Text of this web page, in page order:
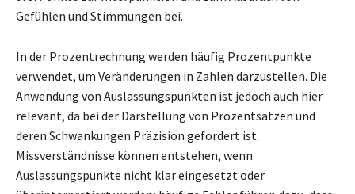
Gefühlen und Stimmungen bei.
In der Prozentrechnung werden häufig Prozentpunkte
verwendet, um Veränderungen in Zahlen darzustellen. Die
Anwendung von Auslassungspunkten ist jedoch auch hier
relevant, da bei der Darstellung von Prozentsätzen und
deren Schwankungen Präzision gefordert ist.
Missverständnisse können entstehen, wenn
Auslassungspunkte nicht klar eingesetzt oder